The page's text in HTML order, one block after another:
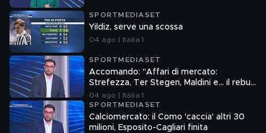
SPORTMEDIASET
Yildiz, serve una scossa
04 ago | Italia 1
SPORTMEDIASET
Accomando: "Affari di mercato:
Strefezza, Ter Stegen, Maldini e... il rebus
Sebastiano Esposito"
04 ago | Italia 1
SPORTMEDIASET
Calciomercato: il Como 'caccia' altri 30
milioni, Esposito-Cagliari finita